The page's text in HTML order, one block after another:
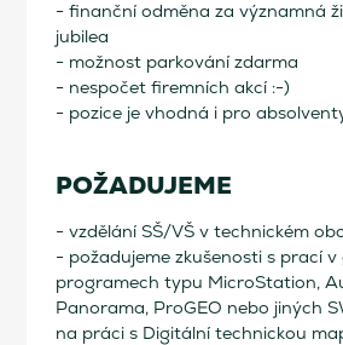
- finanční odměna za významná
jubilea
- možnost parkování zdarma
- nespočet firemních akcí :-)
- pozice je vhodná i pro
POŽADUJEME
- vzdělání SŠ/VŠ v technickém
- požadujeme zkušenosti s prací
programech typu MicroStation,
Panorama, ProGEO nebo jiných
na práci s Digitální technickou